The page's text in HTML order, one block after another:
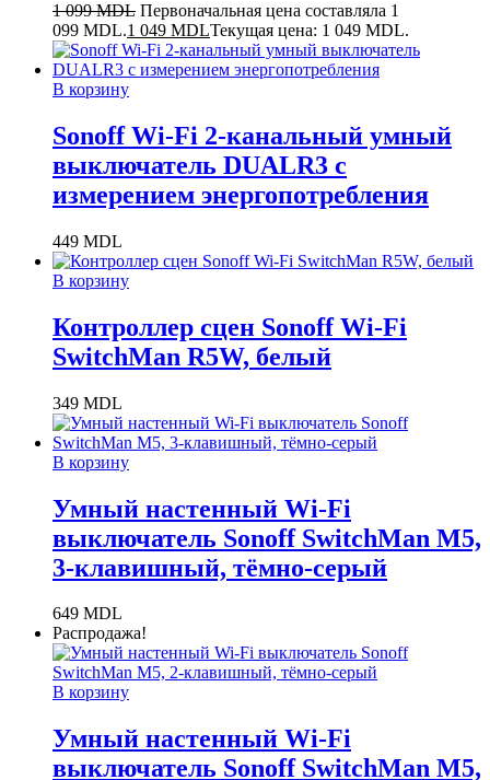
1 099MDL Первоначальная цена составляла 1
099 MDL.1 049 MDLТекущая цена: 1 049 MDL.
В корзину
Sonoff Wi-Fi 2-канальный умный
выключатель DUALR3 с
измерением энергопотребления
449 MDL
В корзину
Контроллер сцен Sonoff Wi-Fi
SwitchMan R5W, белый
349 MDL
В корзину
Умный настенный Wi-Fi
выключатель Sonoff SwitchMan M5,
3-клавишный, тёмно-серый
649 MDL
Распродажа!
В корзину
Умный настенный Wi-Fi
выключатель Sonoff SwitchMan M5,